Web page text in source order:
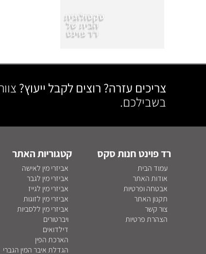
סקסולוגית
הבית של
רד פוינט
צריכים עזרה? רוצים לקבל ייעוץ?
בשבילכם.
רד פוינט חנות סקס
עמוד הבית
אודות האתר
אבטחה ופרטיות
תקנון האתר
צור קשר
הצהרת פרטיות
קטגוריות האתר
אביזרי מין לאישה
אביזרי מין לגבר
אביזרי מין לגייז
אביזרי מין לזוגות
אביזרי מין ללסביות
ויברטורים
דילדואים
הארכת הפין
הגדלת איבר המין הגברי